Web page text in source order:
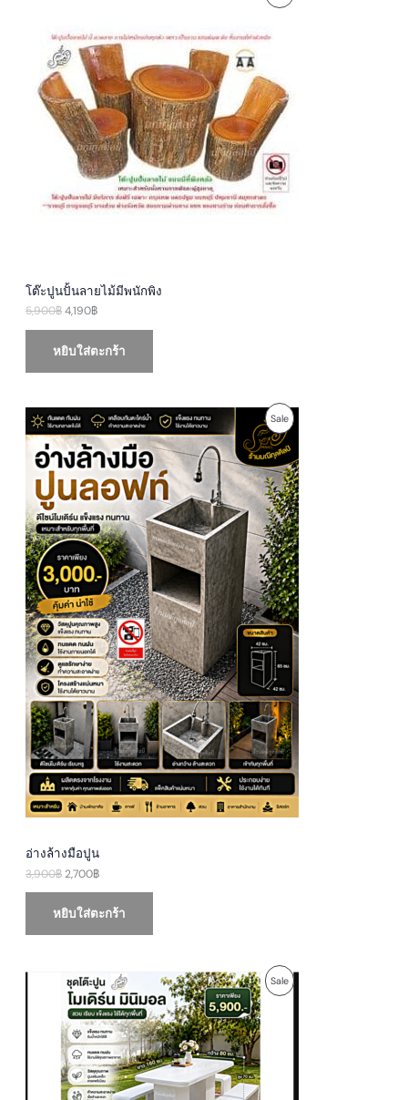
O
โต๊ะปูนปั้นลายไม้มีพนักพิง
5,900฿
i
n
a
l
p
r
i
c
s
:
฿
4,190฿
e
n
t
p
r
i
c
e
i
s
:
4
,
หยิบใส่ตะกร้า
SaleP
R
O
D
U
C
T
O
A
L
E
อ่างล้างมือปูน
3,900฿
O
r
i
g
i
a
p
r
c
e
w
a
s
:
3
,
9
0
0
฿
.
2,700฿
C
u
r
r
e
n
t
r
i
c
e
i
s
:
2
,
7
0
0
฿
.
หยิบใส่ตะกร้า
SaleP
r
g
i
n
a
l
p
u
r
r
e
n
t
p
r